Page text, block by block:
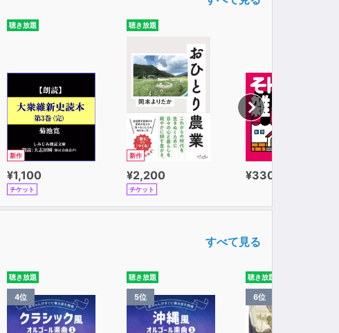
聴き放題
新作
¥1,100
チケット
聴き放題
新作
¥2,200
チケット
¥330
すべて見る
聴き放題
4位
聴き放題
5位
聴き放題
6位